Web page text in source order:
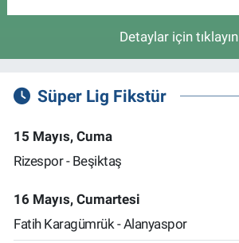
Detaylar için tıklayın
Süper Lig Fikstür
15 Mayıs, Cuma
Rizespor - Beşiktaş
16 Mayıs, Cumartesi
Fatih Karagümrük - Alanyaspor